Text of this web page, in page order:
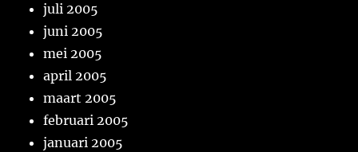
juli 2005
juni 2005
mei 2005
april 2005
maart 2005
februari 2005
januari 2005